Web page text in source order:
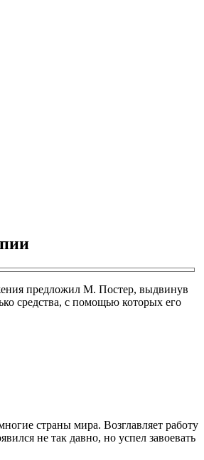
предложил М. Постер, выдвинув
средства, с помощью которых его
страны мира. Возглавляет работу
не так давно, но успел завоевать